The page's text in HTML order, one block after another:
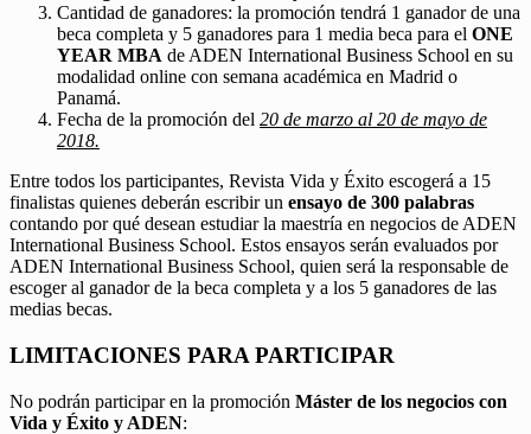
Cantidad de ganadores: la promoción tendrá 1 ganador de una
beca completa y 5 ganadores para 1 media beca para el ONE
YEAR MBA de ADEN International Business School en su
modalidad online con semana académica en Madrid o
Panamá.
Fecha de la promoción del 20 de marzo al 20 de mayo de
2018.
Entre todos los participantes, Revista Vida y Éxito escogerá a 15
finalistas quienes deberán escribir un ensayo de 300 palabras
contando por qué desean estudiar la maestría en negocios de ADEN
International Business School. Estos ensayos serán evaluados por
ADEN International Business School, quien será la responsable de
escoger al ganador de la beca completa y a los 5 ganadores de las
medias becas.
LIMITACIONES PARA PARTICIPAR
No podrán participar en la promoción Máster de los negocios con
Vida y Éxito y ADEN: